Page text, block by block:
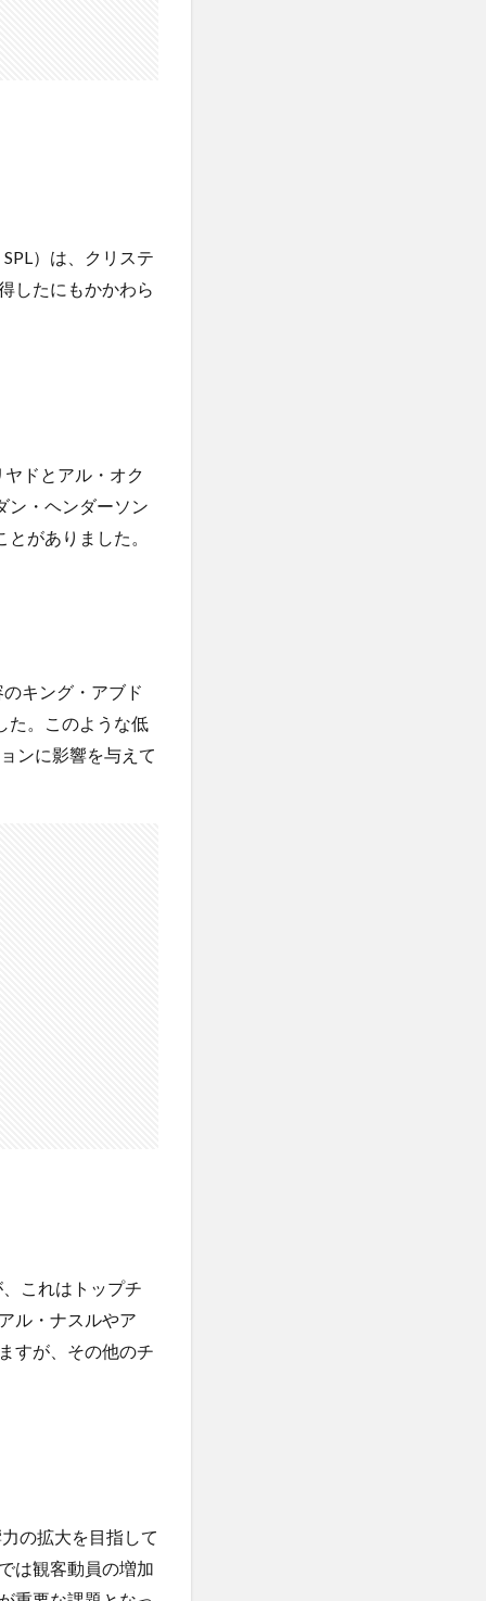
）は、クリステ
したにもかかわら
ドとアル・オク
ン・ヘンダーソン
がありました。
キング・アブド
た。このような低
ンに影響を与えて
これはトップチ
ル・ナスルやア
すが、その他のチ
の拡大を目指して
は観客動員の増加